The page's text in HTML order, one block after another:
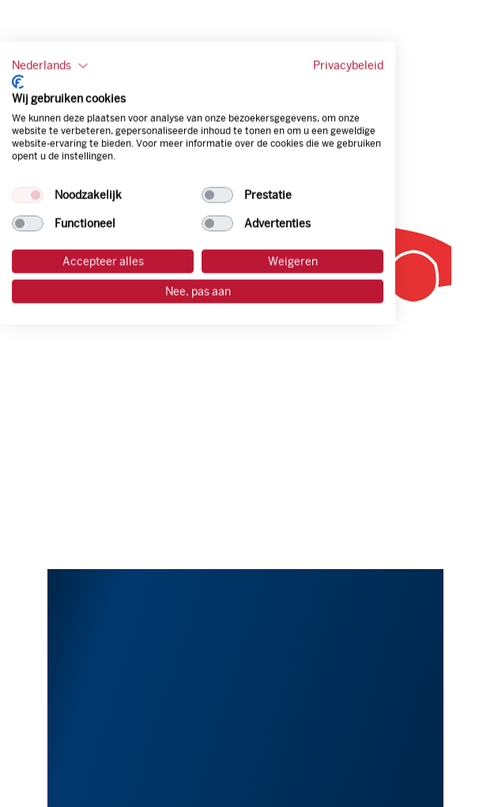
Nederlands Privacybeleid
Wij gebruiken cookies
We kunnen deze plaatsen voor analyse van onze bezoekersgegevens, om onze
website te verbeteren, gepersonaliseerde inhoud te tonen en om u een geweldige
website-ervaring te bieden. Voor meer informatie over de cookies die we gebruiken
opent u de instellingen.
Noodzakelijk Prestatie
Functioneel Advertenties
Accepteer alles Weigeren
Nee, pas aan